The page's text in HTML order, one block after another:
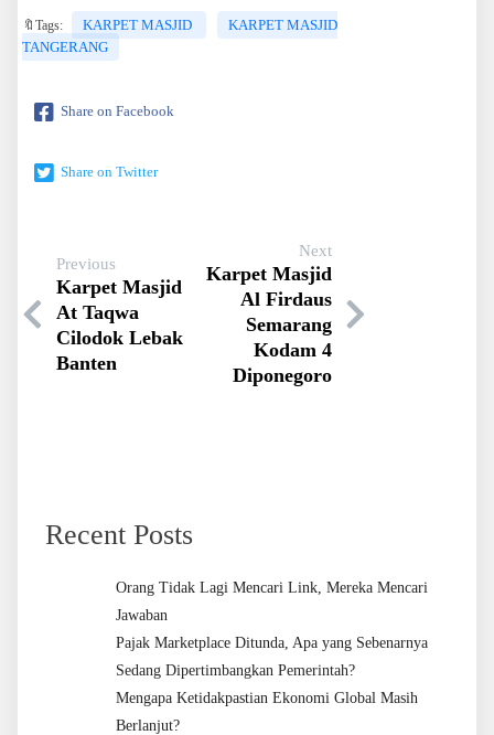
🔖Tags: KARPET MASJID
KARPET MASJID
TANGERANG
Share on Facebook
Share on Twitter
Previous
Karpet Masjid
At Taqwa
Cilodok Lebak
Banten
Next
Karpet Masjid
Al Firdaus
Semarang
Kodam 4
Diponegoro
Recent Posts
Orang Tidak Lagi Mencari Link, Mereka Mencari
Jawaban
Pajak Marketplace Ditunda, Apa yang Sebenarnya
Sedang Dipertimbangkan Pemerintah?
Mengapa Ketidakpastian Ekonomi Global Masih
Berlanjut?